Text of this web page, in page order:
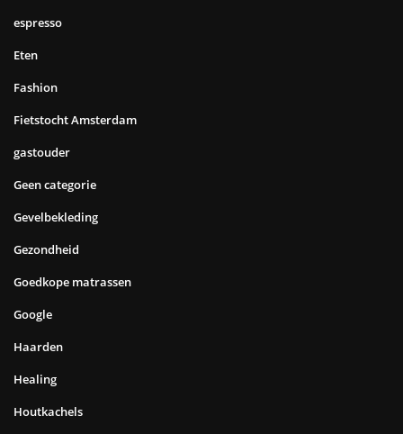
espresso
Eten
Fashion
Fietstocht Amsterdam
gastouder
Geen categorie
Gevelbekleding
Gezondheid
Goedkope matrassen
Google
Haarden
Healing
Houtkachels